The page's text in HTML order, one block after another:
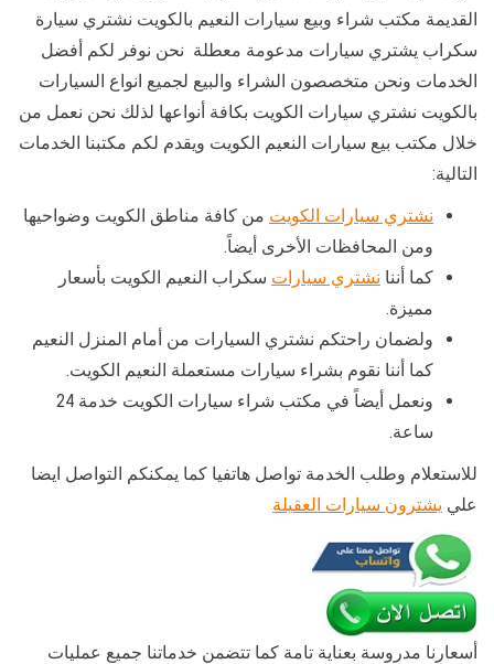
القديمة مكتب شراء وبيع سيارات النعيم بالكويت نشتري سيارة
سكراب يشتري سيارات مدعومة معطلة نحن نوفر لكم أفضل
الخدمات ونحن متخصصون الشراء والبيع لجميع انواع السيارات
بالكويت نشتري سيارات الكويت بكافة أنواعها لذلك نحن نعمل من
خلال مكتب بيع سيارات النعيم الكويت ويقدم لكم مكتبنا الخدمات
التالية:
نشتري سيارات الكويت من كافة مناطق الكويت وضواحيها
ومن المحافظات الأخرى أيضاً.
كما أننا نشتري سيارات سكراب النعيم الكويت بأسعار
مميزة.
ولضمان راحتكم نشتري السيارات من أمام المنزل النعيم
كما أننا نقوم بشراء سيارات مستعملة النعيم الكويت.
ونعمل أيضاً في مكتب شراء سيارات الكويت خدمة 24
ساعة.
للاستعلام وطلب الخدمة تواصل هاتفيا كما يمكنكم التواصل ايضا
علي يشترون سيارات العقيلة
أسعارنا مدروسة بعناية تامة كما تتضمن خدماتنا جميع عمليات